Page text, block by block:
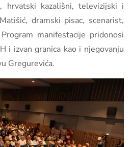
hrvatski kazališni, televizijski i
dramski pisac, scenarist,
manifestacije pridonosi
i izvan granica kao i njegovanju
Gregurevića.